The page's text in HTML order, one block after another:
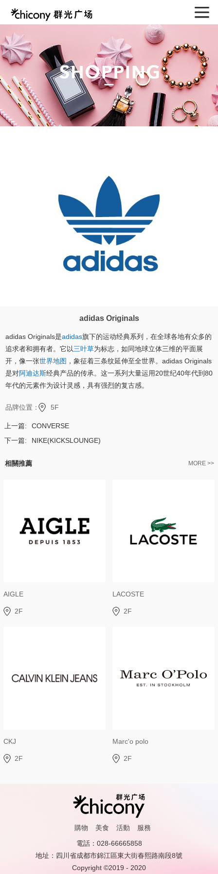
adidas Originals
adidas Originals是adidas旗下的运动经典系列，在全球各地有众多的
追求者和拥有者。它以三叶草为标志，如同地球立体三维的平面展
开，像一张世界地图 ，象征着三条纹延伸至全世界。adidas Originals
是对阿迪达斯经典产品的传承。这一系列大量运用20世纪40年代到80
年代的元素作为设计灵感，具有强烈的复古感。
品牌位置： 5F
上一篇:
CONVERSE
下一篇:
NIKE(KICKSLOUNGE)
相關推薦 MORE >>
AIGLE
2F
LACOSTE
2F
CKJ
2F
Marc'o polo
2F
購物 美食 活動
服務
電話：028-66665858
地址：四川省成都市錦江區東大街春熙路南段8號
Copyright ©2019 - 2020